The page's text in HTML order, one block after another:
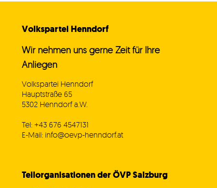
Volkspartei Henndorf
Wir nehmen uns gerne Zeit für Ihre
Anliegen
Volkspartei Henndorf
Hauptstraße 65
5302 Henndorf a.W.
Tel: +43 676 4547131
E-Mail: info@oevp-henndorf.at
Teilorganisationen der ÖVP Salzburg